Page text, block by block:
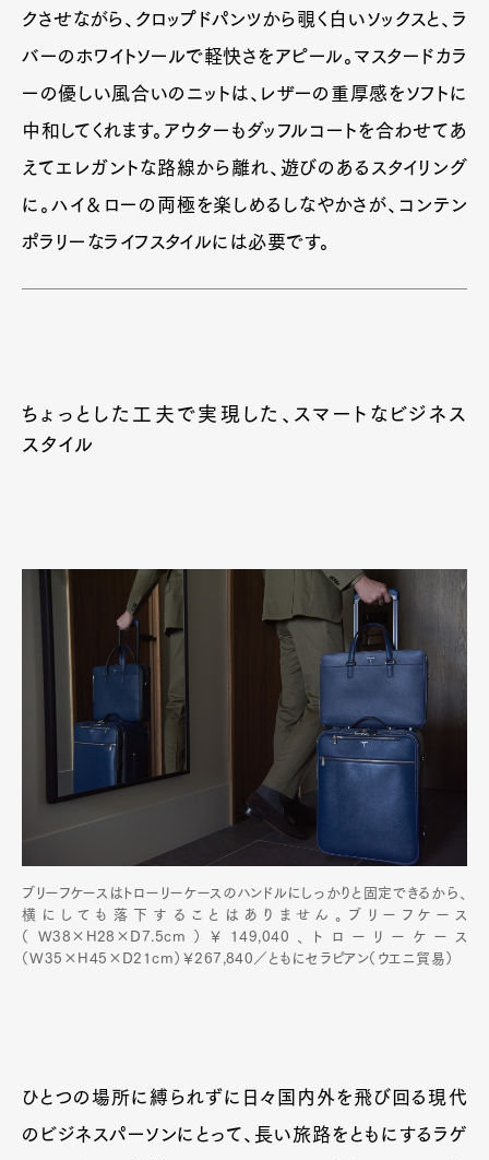
クさせながら、クロップドパンツから覗く白いソックスと、ラ
バーのホワイトソールで軽快さをアピール。マスタードカラ
ーの優しい風合いのニットは、レザーの重厚感をソフトに
中和してくれます。アウターもダッフルコートを合わせてあ
えてエレガントな路線から離れ、遊びのあるスタイリング
に。ハイ＆ローの両極を楽しめるしなやかさが、コンテン
ポラリーなライフスタイルには必要です。
ちょっとした工夫で実現した、スマートなビジネス
スタイル
ブリーフケースはトローリーケースのハンドルにしっかりと固定できるから、
横にしても落下することはありません。ブリーフケース
（W38×H28×D7.5cm）￥149,040、トローリーケース
（W35×H45×D21cm）￥267,840／ともにセラピアン（ウエニ貿易）
ひとつの場所に縛られずに日々国内外を飛び回る現代
のビジネスパーソンにとって、長い旅路をともにするラゲ